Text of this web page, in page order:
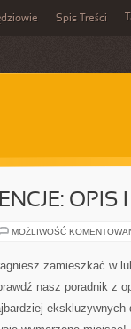
Spis Treści
OPIS
MOŻLIWOŚĆ
zamieszkać w
nasz poradnik z
ekskluzywnych